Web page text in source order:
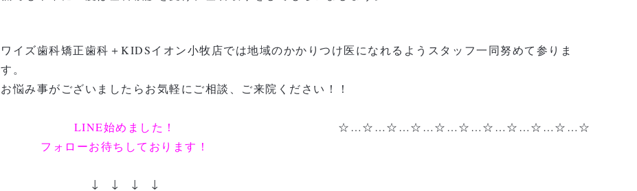
ワイズ歯科矯正歯科＋KIDSイオン小牧店では地域のかかりつけ医になれるようスタッフ一同努めて参りま
す。
お悩み事がございましたらお気軽にご相談、ご来院ください！！
LINE始めました！
フォローお待ちしております！
↓ ↓ ↓ ↓
☆…☆…☆…☆…☆…☆…☆…☆…☆…☆…☆